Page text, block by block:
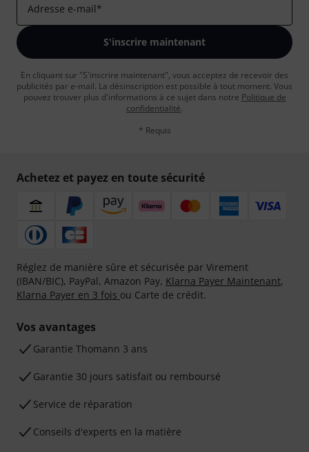
Adresse e-mail*
S'inscrire maintenant
En cliquant sur "S'inscrire maintenant", vous acceptez de recevoir des
publicités par e-mail. La désinscription est possible à tout moment. Vous
pouvez trouver plus d'informations à ce sujet dans notre Politique de
confidentialité.
* Requis
Achetez et payez en toute sécurité
Réglez de manière sûre et sécurisée par Virement
(IBAN/BIC), PayPal, Amazon Pay, Klarna Payer Maintenant,
Klarna Payer en 3 fois ou Carte de crédit.
Vos avantages
Ga­ran­tie Thomann 3 ans
Garantie 30 jours satisfait ou remboursé
Service de réparation
Conseils d'experts en la matière